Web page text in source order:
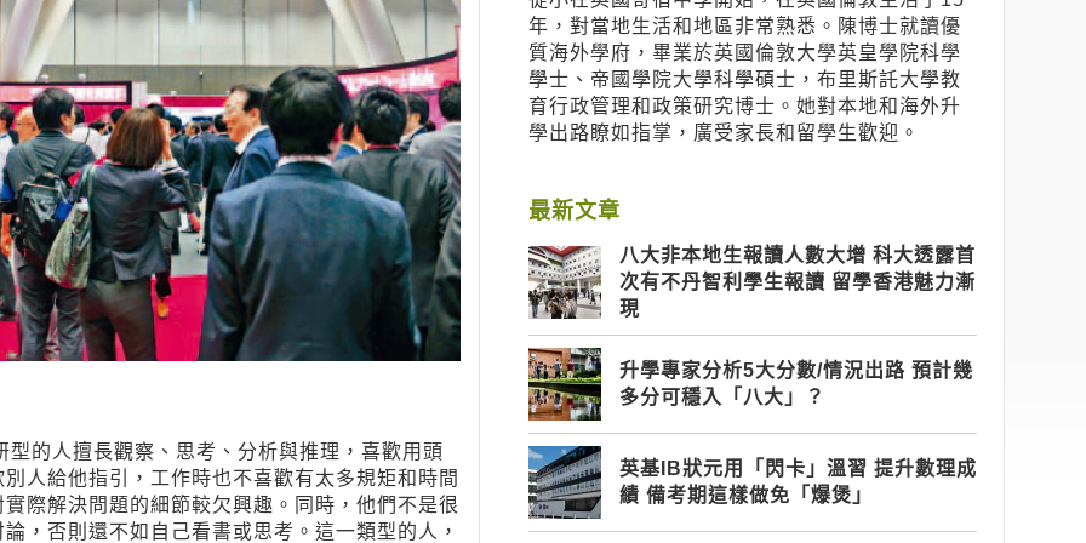
的人擅長觀察、思考、分析與推理，喜歡用頭
人給他指引，工作時也不喜歡有太多規矩和時間
際解決問題的細節較欠興趣。同時，他們不是很
，否則還不如自己看書或思考。這一類型的人，
年，對當地生活和地區非常熟悉。陳博士就讀優
質海外學府，畢業於英國倫敦大學英皇學院科學
學士、帝國學院大學科學碩士，布里斯託大學教
育行政管理和政策研究博士。她對本地和海外升
學出路瞭如指掌，廣受家長和留學生歡迎。
最新文章
八大非本地生報讀人數大增 科大透露首
次有不丹智利學生報讀 留學香港魅力漸
現
升學專家分析5大分數/情況出路 預計幾
多分可穩入「八大」？
英基IB狀元用「閃卡」溫習 提升數理成
績 備考期這樣做免「爆煲」